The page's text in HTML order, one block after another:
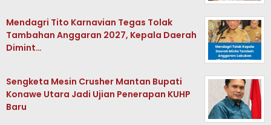
Mendagri Tito Karnavian Tegas Tolak
Tambahan Anggaran 2027, Kepala Daerah
Dimint…
Sengketa Mesin Crusher Mantan Bupati
Konawe Utara Jadi Ujian Penerapan KUHP
Baru